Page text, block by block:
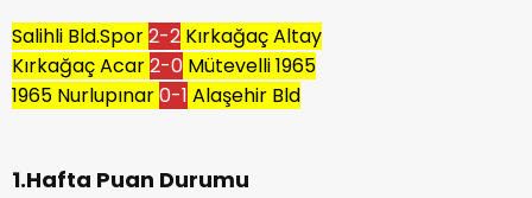
Salihli Bld.Spor2-2 Kırkağaç Altay
Kırkağaç Acar2-0 Mütevelli 1965
1965 Nurlupınar0-1 Alaşehir Bld
1.Hafta Puan Durumu